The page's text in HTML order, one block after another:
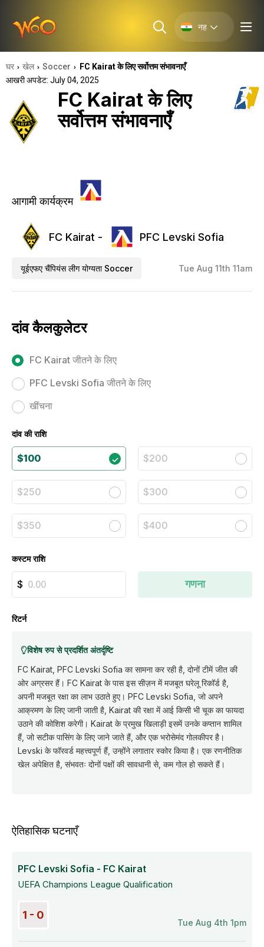
नह
घर › खेल › Soccer › FC Kairat के लिए सर्वोत्तम संभावनाएँ
आखरी अपडेट: July 04, 2025
FC Kairat के लिए
सर्वोत्तम संभावनाएँ
आगामी कार्यक्रम
FC Kairat - PFC Levski Sofia
यूईएफए चैंपियंस लीग योग्यता Soccer Tue Aug 11th 11am
दांव कैलकुलेटर
FC Kairat जीतने के लिए
PFC Levski Sofia जीतने के लिए
खींचना
दांव की राशि
$100 $200
$250 $300
$350 $400
कस्टम राशि
गणना
रिटर्न
विशेष रुप से प्रदर्शित अंतर्दृष्टि
FC Kairat, PFC Levski Sofia का सामना कर रही है, दोनों टीमें जीत की
ओर अग्रसर हैं। FC Kairat के पास इस सीज़न में मजबूत घरेलू रिकॉर्ड है,
अपनी मजबूत रक्षा का लाभ उठाते हुए। PFC Levski Sofia, जो अपने
आक्रमण के लिए जानी जाती है, Kairat की रक्षा में आई किसी भी चूक का फायदा
उठाने की कोशिश करेगी। Kairat के प्रमुख खिलाड़ी इसमें उनके कप्तान शामिल
हैं, जो सटीक पासिंग के लिए जाने जाते हैं, और एक भरोसेमंद गोलकीपर है।
Levski के फॉरवर्ड महत्त्वपूर्ण हैं, उन्होंने लगातार स्कोर किया है। एक रणनीतिक
खेल अपेक्षित है, संभवतः दोनों पक्षों की सावधानी से, कम गोल हो सकते हैं।
ऐतिहासिक घटनाएँ
PFC Levski Sofia - FC Kairat
UEFA Champions League Qualification
1 - 0
Tue Aug 4th 1pm